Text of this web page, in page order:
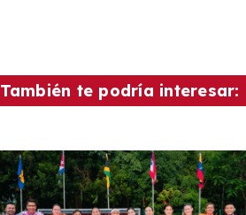
También te podría interesar: